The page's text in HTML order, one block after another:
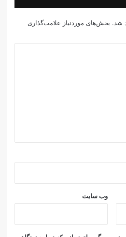
شد. بخش‌های موردنیاز علامت‌گذاری
وب‌ سایت